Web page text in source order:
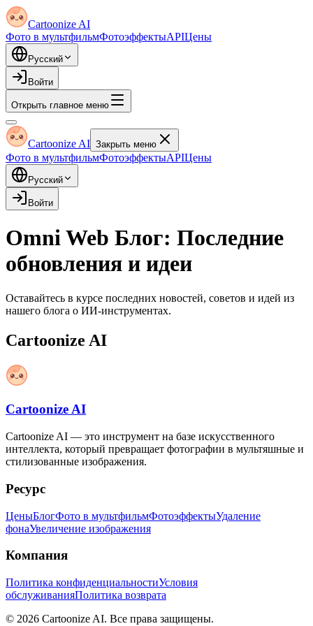
Cartoonize AI
Фото в мультфильмФотоэффектыAPIЦены
Русский
Войти
Открыть главное меню
Cartoonize AI Закрыть меню
Фото в мультфильмФотоэффектыAPIЦены
Русский
Войти
Omni Web Блог: Последние
обновления и идеи
Оставайтесь в курсе последних новостей, советов и идей из
нашего блога о ИИ-инструментах.
Cartoonize AI
Cartoonize AI
Cartoonize AI — это инструмент на базе искусственного
интеллекта, который превращает фотографии в мультяшные и
стилизованные изображения.
Ресурс
ЦеныБлогФото в мультфильмФотоэффектыУдаление
фонаУвеличение изображения
Компания
Политика конфиденциальностиУсловия
обслуживанияПолитика возврата
© 2026 Cartoonize AI. Все права защищены.